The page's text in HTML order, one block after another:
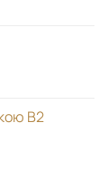
В2